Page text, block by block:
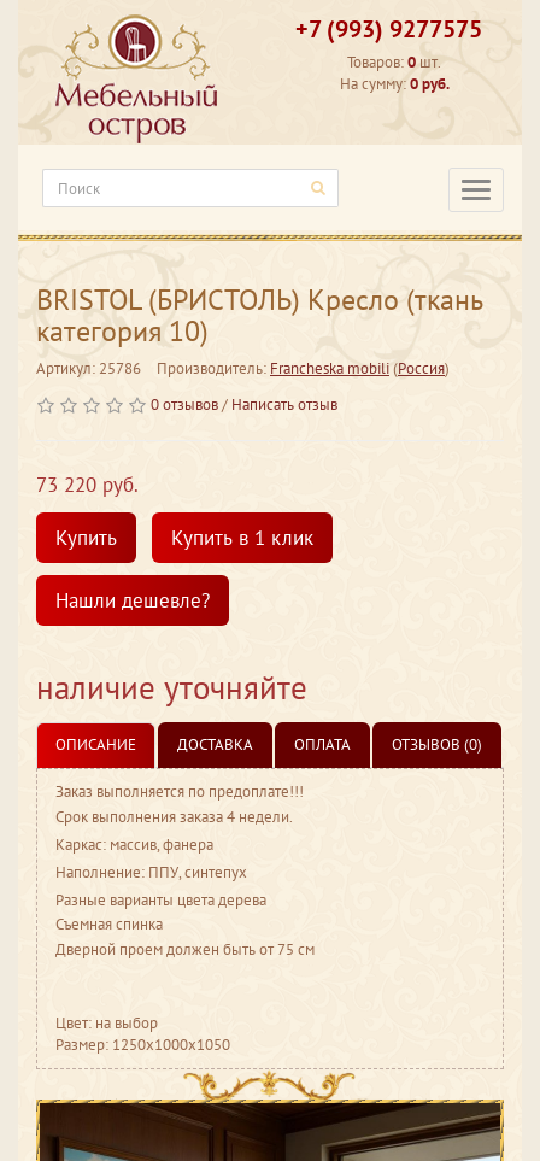
+7 (993) 9277575
Товаров:0 шт.
На сумму:0 руб.
BRISTOL (БРИСТОЛЬ) Кресло (ткань
категория 10)
Артикул: 25786 Производитель: Francheska mobili(Россия)
0 отзывов/ Написать отзыв
73 220 руб.
Купить
Купить в 1 клик
Нашли дешевле?
наличие уточняйте
ОПИСАНИЕ ДОСТАВКА ОПЛАТА ОТЗЫВОВ (0)
Заказ выполняется по предоплате!!!
Срок выполнения заказа 4 недели.
Каркас: массив, фанера
Наполнение: ППУ, синтепух
Разные варианты цвета дерева
Cъемная спинка
Дверной проем должен быть от 75 см
Цвет: на выбор
Размер: 1250x1000x1050